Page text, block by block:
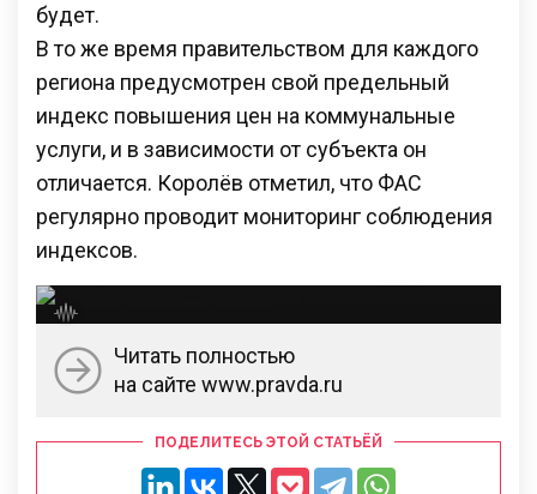
будет.
В то же время правительством для каждого
региона предусмотрен свой предельный
индекс повышения цен на коммунальные
услуги, и в зависимости от субъекта он
отличается. Королёв отметил, что ФАС
регулярно проводит мониторинг соблюдения
индексов.
Читать полностью
на сайте www.pravda.ru
ПОДЕЛИТЕСЬ ЭТОЙ СТАТЬЁЙ